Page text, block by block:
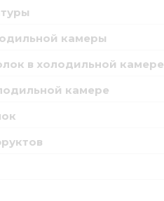
камеры
в холодильной камере
камере